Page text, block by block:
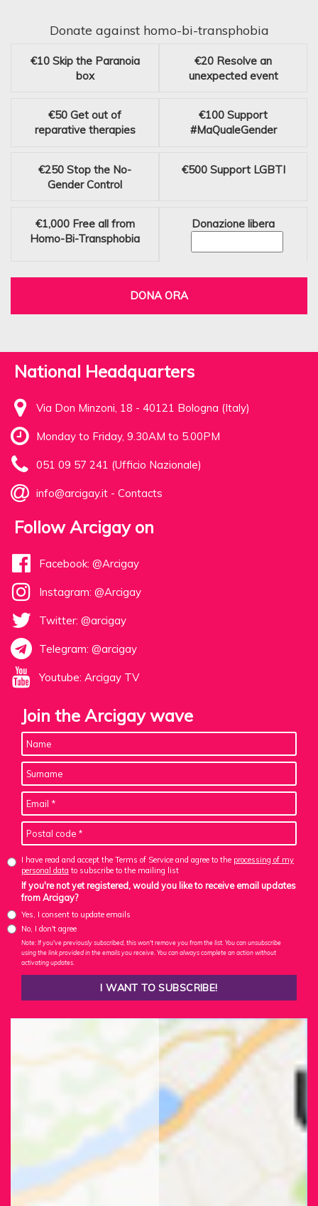
Donate against homo-bi-transphobia
€10 Skip the Paranoia
box
€20 Resolve an
unexpected event
€50 Get out of
reparative therapies
€100 Support
#MaQualeGender
€250 Stop the No-
Gender Control
€500 Support LGBTI
€1,000 Free all from
Homo-Bi-Transphobia
Donazione libera
DONA ORA
National Headquarters
Via Don Minzoni, 18 - 40121 Bologna (Italy)
Monday to Friday, 9.30AM to 5.00PM
051 09 57 241 (Ufficio Nazionale)
info@arcigay.it - Contacts
Follow Arcigay on
Facebook: @Arcigay
Instagram: @Arcigay
Twitter: @arcigay
Telegram: @arcigay
Youtube: Arcigay TV
Join the Arcigay wave
I have read and accept the Terms of Service and agree to the processing of my
personal data to subscribe to the mailing list
If you're not yet registered, would you like to receive email updates
from Arcigay?
Yes, I consent to update emails
No, I don't agree
Note: If you've previously subscribed, this won't remove you from the list. You can unsubscribe
using the link provided in the emails you receive. You can always complete an action without
activating updates.